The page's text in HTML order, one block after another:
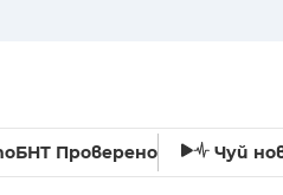
БНТ Проверено Чуй